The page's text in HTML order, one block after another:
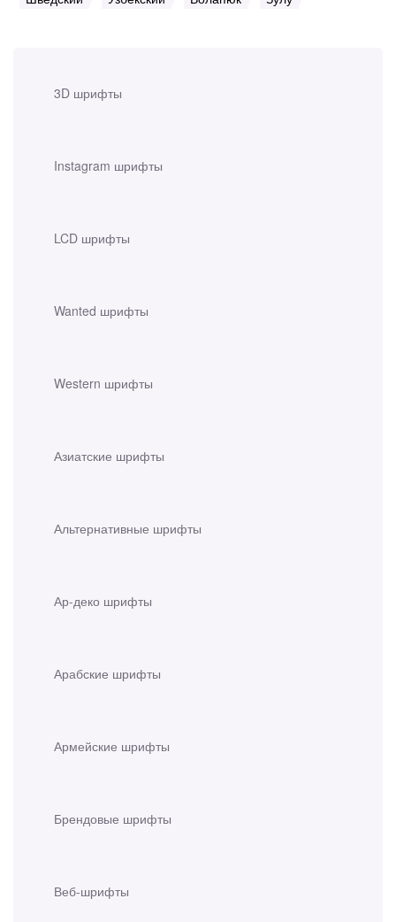
3D шрифты
Instagram шрифты
LCD шрифты
Wanted шрифты
Western шрифты
Азиатские шрифты
Альтернативные шрифты
Ар-деко шрифты
Арабские шрифты
Армейские шрифты
Брендовые шрифты
Веб-шрифты